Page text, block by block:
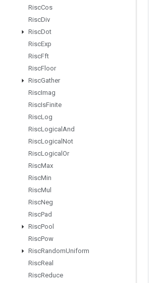
RiscCos
RiscDiv
RiscDot
RiscExp
RiscFft
RiscFloor
RiscGather
RiscImag
RiscIsFinite
RiscLog
RiscLogical And
RiscLogical Not
RiscLogical Or
RiscMax
RiscMin
RiscMul
RiscNeg
RiscPad
RiscPool
RiscPow
RiscRandomUniform
RiscReal
RiscReduce